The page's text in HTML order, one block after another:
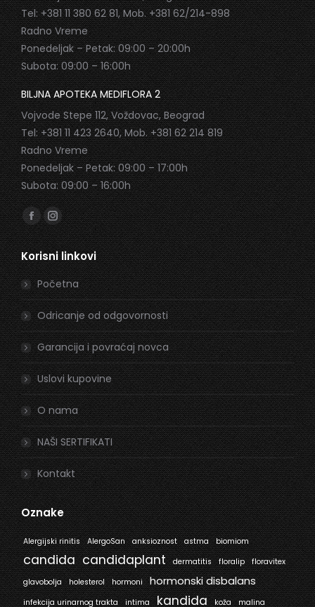
Tel: +381 11 380 62 81, Mob. +381 62/214-898
Radno Vreme
Ponedeljak – Petak: 09:00 – 20:00h
Subota: 09:00 – 16:00h
BILJNA APOTEKA MEDIFLORA 2
Vojvode Stepe 112, Voždovac, Beograd
Tel: +381 11 423 2640, Mob. +381 62 214 819
Radno Vreme
Ponedeljak – Petak: 09:00 – 17:00h
Subota: 09:00 – 16:00h
Find us on:
Facebook
page
opens
in
new
window
Instagram
page
opens
in
new
window
Korisni linkovi
Početna
Odricanje od odgovornosti
Garancija i povraćaj novca
Uslovi kupovine
O nama
NAŠI SERTIFIKATI
Kontakt
Oznake
Alergijski rinitis AlergoSan anksioznost astma biomiom
candida candidaplant dermatitis floralip
floravitex
glavobolja
holesterol hormoni hormonski disbalans
infekcija urinarnog trakta intima kandida koža malina